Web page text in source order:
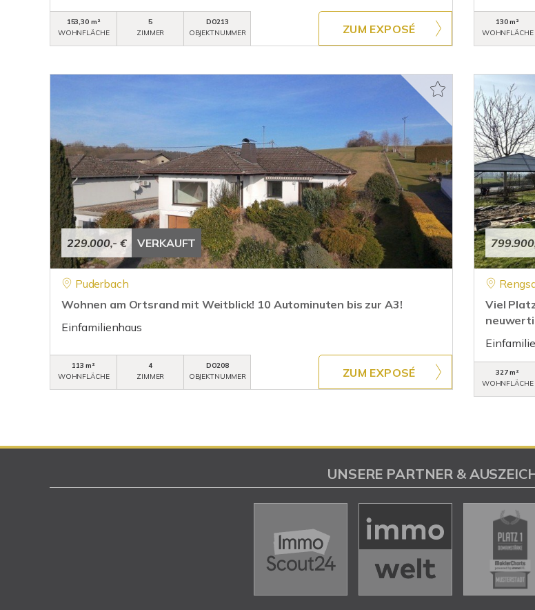
153,30 m²
WOHNFLÄCHE
5
ZIMMER
DO213
OBJEKTNUMMER
ZUM EXPOSÉ
130 m²
WOHNFLÄCHE
229.000,- € VERKAUFT
Puderbach
Wohnen am Ortsrand mit Weitblick! 10 Autominuten bis zur A3!
Einfamilienhaus
113 m²
WOHNFLÄCHE
4
ZIMMER
DO208
OBJEKTNUMMER
ZUM EXPOSÉ
Viel
327 m²
WOHNFLÄCHE
UNSERE PARTNER &